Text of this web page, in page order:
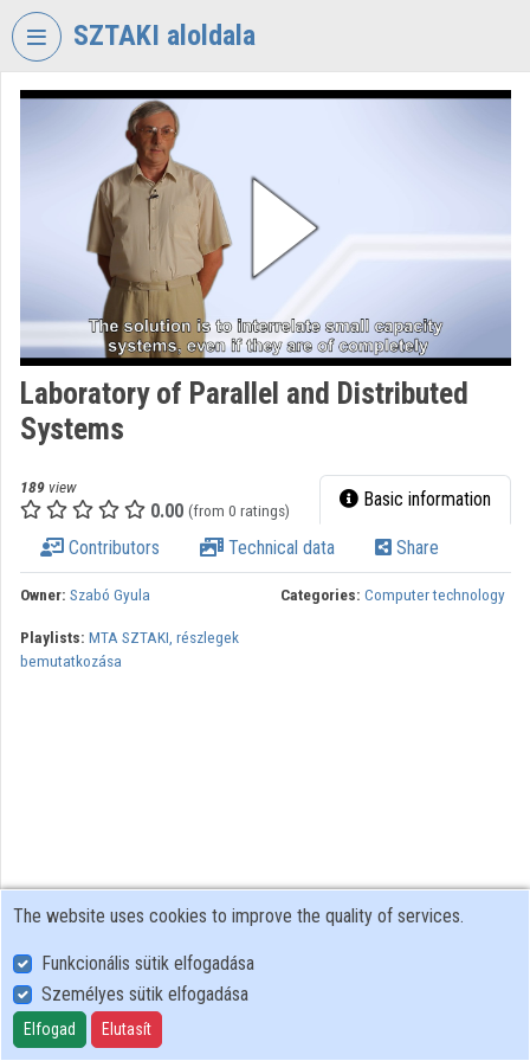
Skip header
SZTAKI aloldala
VIDEOTORIUM
COMPUTER
AUTOMATION
RESEARCH
INSTITUTE
Organization home
Organization discovery
Categories
Organizations
Contributors
Laboratory of Parallel and Distributed
Systems
189 view
0.00 (from 0 ratings) Basic information
Contributors Technical data Share
Owner: Szabó Gyula Categories: Computer technology
Playlists: MTA SZTAKI, részlegek
bemutatkozása
User Policy
Adatkezelési tájékoztató (en)
Cookie Policy
The website uses cookies to improve the quality of services.
Funkcionális sütik elfogadása
Személyes sütik elfogadása
Elfogad Elutasít